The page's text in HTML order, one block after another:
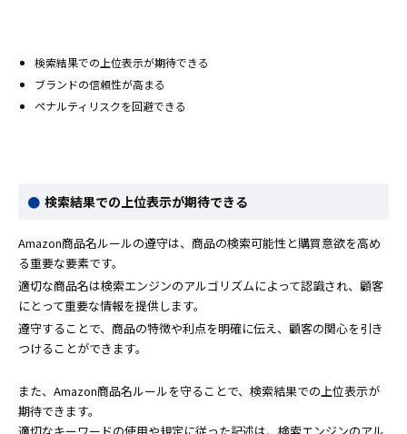
検索結果での上位表示が期待できる
ブランドの信頼性が高まる
ペナルティリスクを回避できる
検索結果での上位表示が期待できる
Amazon商品名ルールの遵守は、商品の検索可能性と購買意欲を高め
る重要な要素です。
適切な商品名は検索エンジンのアルゴリズムによって認識され、顧客
にとって重要な情報を提供します。
遵守することで、商品の特徴や利点を明確に伝え、顧客の関心を引き
つけることができます。
また、Amazon商品名ルールを守ることで、検索結果での上位表示が
期待できます。